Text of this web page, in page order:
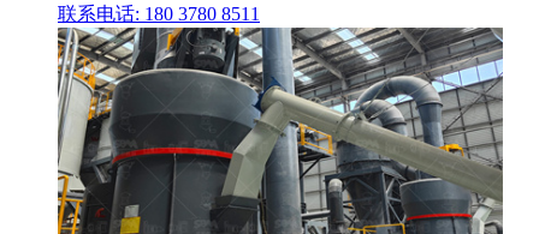
联系电话: 180 3780 8511